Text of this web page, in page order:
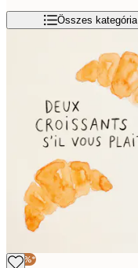
Összes kategória
-30%*